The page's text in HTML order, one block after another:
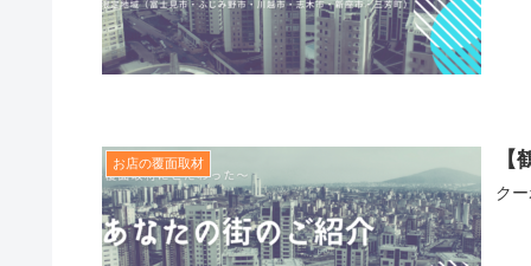
お店の覆面取材
ク